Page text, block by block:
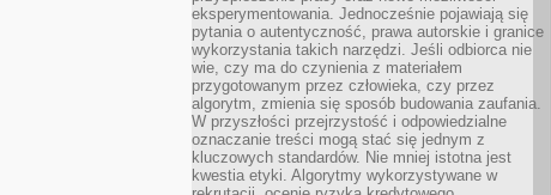
eksperymentowania. Jednocześnie pojawiają się
pytania o autentyczność, prawa autorskie i granice
wykorzystania takich narzędzi. Jeśli odbiorca nie
wie, czy ma do czynienia z materiałem
przygotowanym przez człowieka, czy przez
algorytm, zmienia się sposób budowania zaufania.
W przyszłości przejrzystość i odpowiedzialne
oznaczanie treści mogą stać się jednym z
kluczowych standardów. Nie mniej istotna jest
kwestia etyki. Algorytmy wykorzystywane w